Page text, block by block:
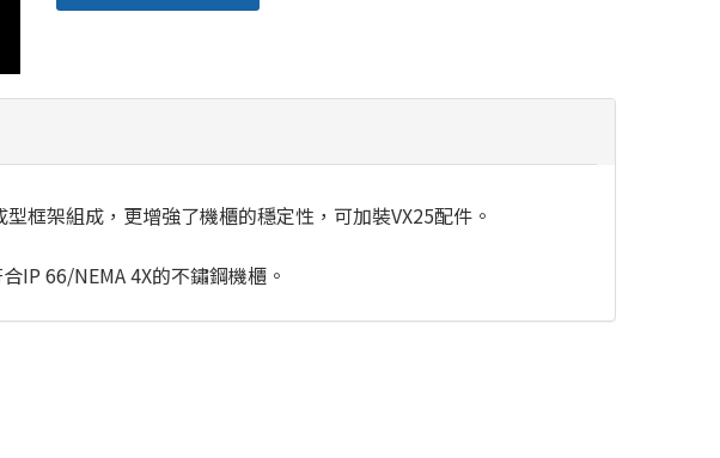
框架組成，更增強了機櫃的穩定性，可加裝VX25配件。
IP 66/NEMA 4X的不鏽鋼機櫃。